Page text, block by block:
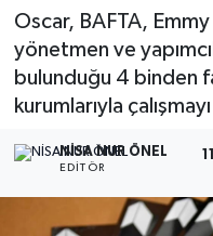
Oscar, BAFTA,
yönetmen ve
bulunduğu 4 binden
kurumlarıyla
NISA NUR ÖNEL
EDITÖR
Kültür - Sanat
Yaşam
Haber Arşivi